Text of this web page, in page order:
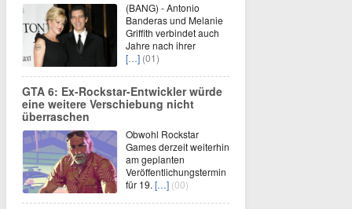
(BANG) - Antonio
Banderas und Melanie
Griffith verbindet auch
Jahre nach ihrer
[…] (01)
GTA 6: Ex-Rockstar-Entwickler würde
eine weitere Verschiebung nicht
überraschen
Obwohl Rockstar
Games derzeit weiterhin
am geplanten
Veröffentlichungstermin
für 19. […] (00)